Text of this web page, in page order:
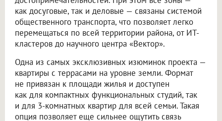
как досуговые, так и деловые — связаны системой
общественного транспорта, что позволяет легко
перемещаться по всей территории района, от ИТ-
кластеров до научного центра «Вектор».
Одна из самых эксклюзивных изюминок проекта —
квартиры с террасами на уровне земли. Формат
не привязан к площади жилья и доступен
как для компактных функциональных студий, так
и для 3-комнатных квартир для всей семьи. Такая
опция позволяет еще сильнее ощутить связь